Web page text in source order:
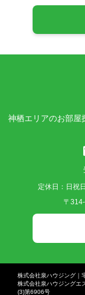
神栖エリアのお部屋
定休日： 日祝
〒
株式会社泉ハウジング｜
株式会社泉ハウジングエ
(3)第6906号